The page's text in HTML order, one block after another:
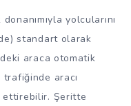
yolcularını
standart olarak
araca otomatik
aracı
ettirebilir. Şeritte